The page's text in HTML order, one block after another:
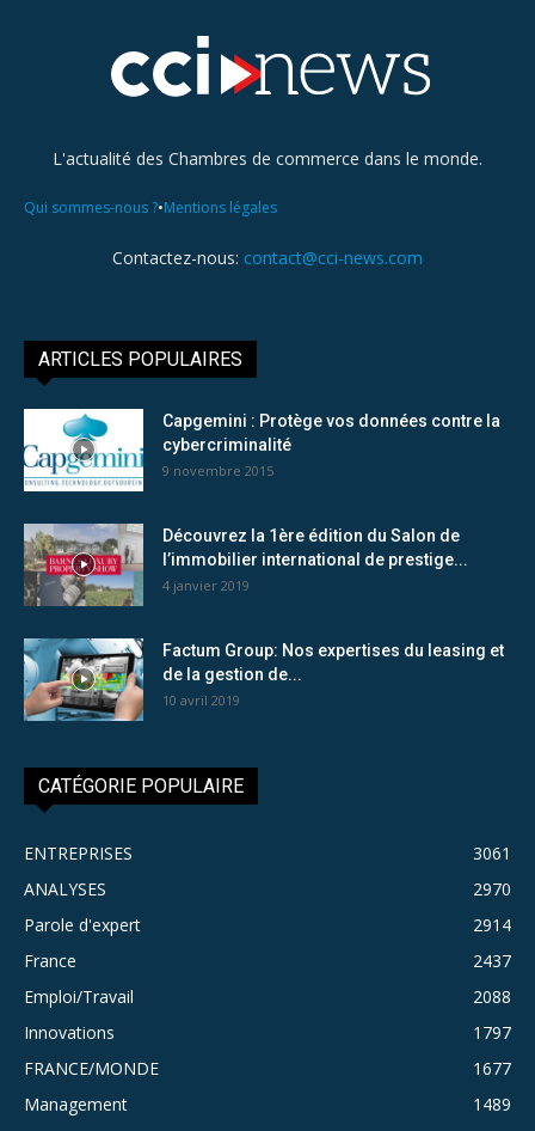
L'actualité des Chambres de commerce dans le monde.
Qui sommes-nous ?•Mentions légales
Contactez-nous: contact@cci-news.com
ARTICLES POPULAIRES
Capgemini : Protège vos données contre la
cybercriminalité
9 novembre 2015
Découvrez la 1ère édition du Salon de
l’immobilier international de prestige...
4 janvier 2019
Factum Group: Nos expertises du leasing et
de la gestion de...
10 avril 2019
CATÉGORIE POPULAIRE
ENTREPRISES
3061
ANALYSES
2970
Parole d'expert
2914
France
2437
Emploi/Travail
2088
Innovations
1797
FRANCE/MONDE
1677
Management
1489